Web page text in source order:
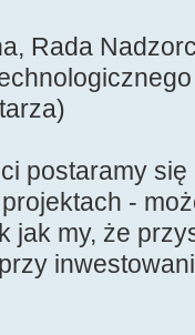
Rada
postaramy
-
jak my, że